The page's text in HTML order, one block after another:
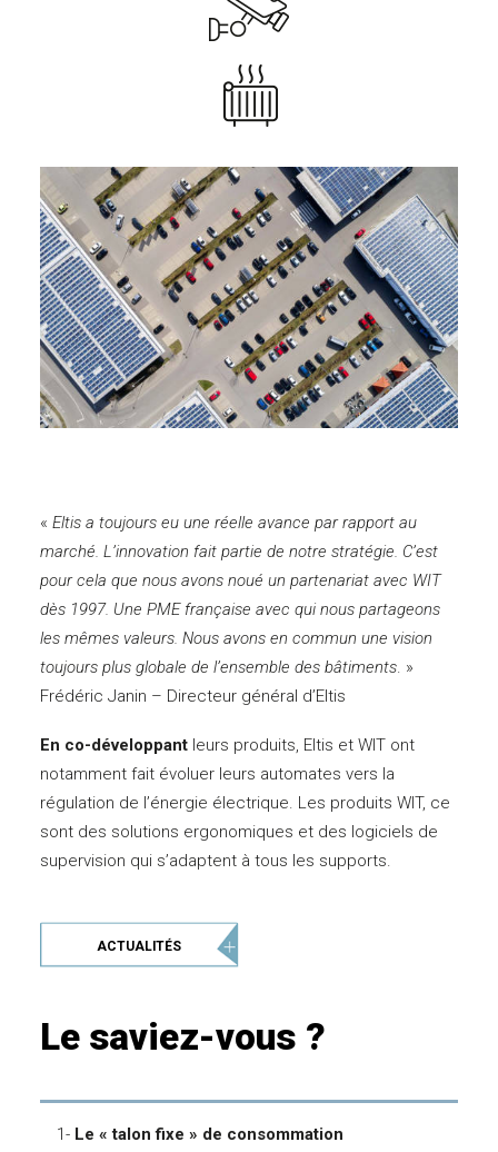
« Eltis a toujours eu une réelle avance par rapport au
marché. L’innovation fait partie de notre stratégie. C’est
pour cela que nous avons noué un partenariat avec WIT
dès 1997. Une PME française avec qui nous partageons
les mêmes valeurs. Nous avons en commun une vision
toujours plus globale de l’ensemble des bâtiments. »
Frédéric Janin – Directeur général d’Eltis
En co-développant leurs produits, Eltis et WIT ont
notamment fait évoluer leurs automates vers la
régulation de l’énergie électrique. Les produits WIT, ce
sont des solutions ergonomiques et des logiciels de
supervision qui s’adaptent à tous les supports.
ACTUALITÉS
Le saviez-vous ?
1- Le « talon fixe » de consommation